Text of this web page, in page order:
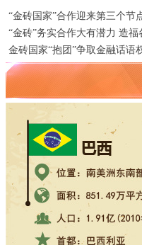
“金砖国家”合作迎来第三个节
“金砖”务实合作大有潜力 造福
金砖国家“抱团”争取金融话语